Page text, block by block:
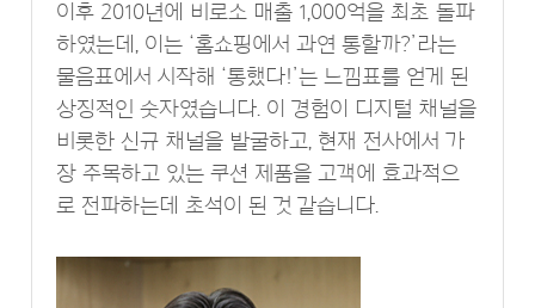
이후 2010년에 비로소 매출 1,000억을 최초 돌파
하였는데, 이는 ‘홈쇼핑에서 과연 통할까?’라는
물음표에서 시작해 ‘통했다!’는 느낌표를 얻게 된
상징적인 숫자였습니다. 이 경험이 디지털 채널을
비롯한 신규 채널을 발굴하고, 현재 전사에서 가
장 주목하고 있는 쿠션 제품을 고객에 효과적으
로 전파하는데 초석이 된 것 같습니다.